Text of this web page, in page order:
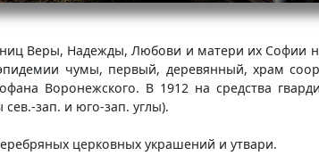
Веры, Надежды, Любови и матери их Софии
чумы, первый, деревянный, храм
Воронежского. В 1912 на средства
зап. и юго-зап. углы).
церковных украшений и утвари.